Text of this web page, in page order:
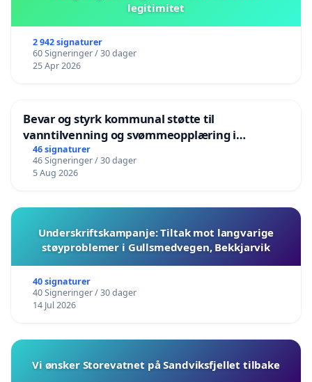
legitimitet
2 942 signaturer
60 Signeringer / 30 dager
25 Apr 2026
Bevar og styrk kommunal støtte til
vanntilvenning og svømmeopplæring i
barnehagene i Haugesund
46 signaturer
46 Signeringer / 30 dager
5 Aug 2026
Underskriftskampanje: Tiltak mot langvarige
støyproblemer i Gullsmedvegen, Bekkjarvik
40 signaturer
40 Signeringer / 30 dager
14 Jul 2026
Vi ønsker Storevatnet på Sandviksfjellet tilbake